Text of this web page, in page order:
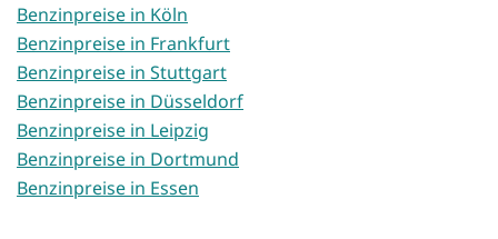
Benzinpreise in Köln
Benzinpreise in Frankfurt
Benzinpreise in Stuttgart
Benzinpreise in Düsseldorf
Benzinpreise in Leipzig
Benzinpreise in Dortmund
Benzinpreise in Essen